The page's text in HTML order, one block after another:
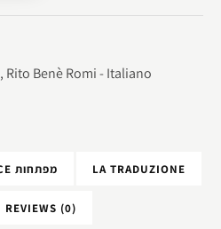
, Rito Benè Romi - Italiano
INDICE מפתחות LA TRADUZIONE
REVIEWS (0)